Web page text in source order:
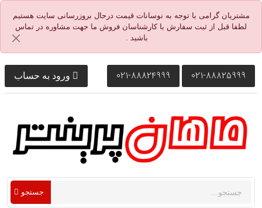
مشتریان گرامی با توجه به نوسانات قیمت درحال بروزرسانی سایت هستیم
لطفا قبل از ثبت سفارش با کارشناسان فروش ما جهت مشاوره در تماس
باشید .
021-88825999
021-88824999 ورود به حساب
جستجو